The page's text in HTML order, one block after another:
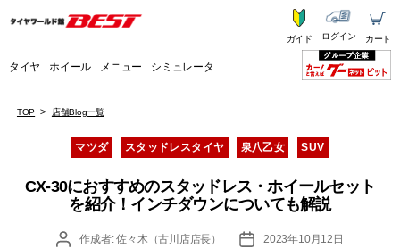
タイヤ ホイール メニュー シミュレータ
ガイド ログイン カート
TOP 店舗Blog一覧
カ
テ
リ
ー
マツダ スタッドレスタイヤ 泉八乙女 SUV
CX-30におすすめのスタッドレス・ホイールセット
を紹介！インチダウンについても解説
投
作成者:佐々木（古川店店長）
投
2023年10月12日